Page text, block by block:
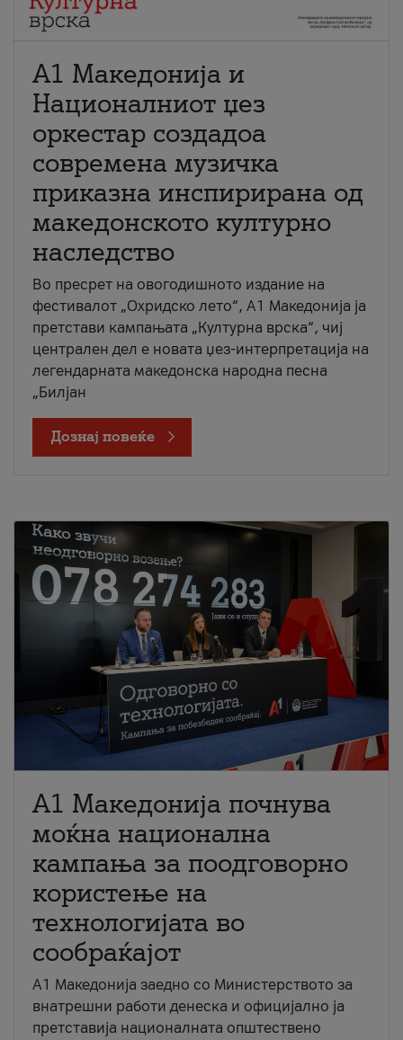
А1 Македонија и
Националниот џез
оркестар создадоа
современа музичка
приказна инспирирана од
македонското културно
наследство
Во пресрет на овогодишното издание на
фестивалот „Охридско лето“, А1 Македонија ја
претстави кампањата „Културна врска“, чиј
централен дел е новата џез-интерпретација на
легендарната македонска народна песна
„Билјан
Дознај повеќе
A1 Македонија почнува
моќна национална
кампања за поодговорно
користење на
технологијата во
сообраќајот
A1 Македонија заедно со Министерството за
внатрешни работи денеска и официјално ја
претставија националната општествено